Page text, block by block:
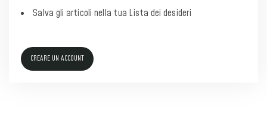
Salva gli articoli nella tua Lista dei desideri
CREARE UN ACCOUNT